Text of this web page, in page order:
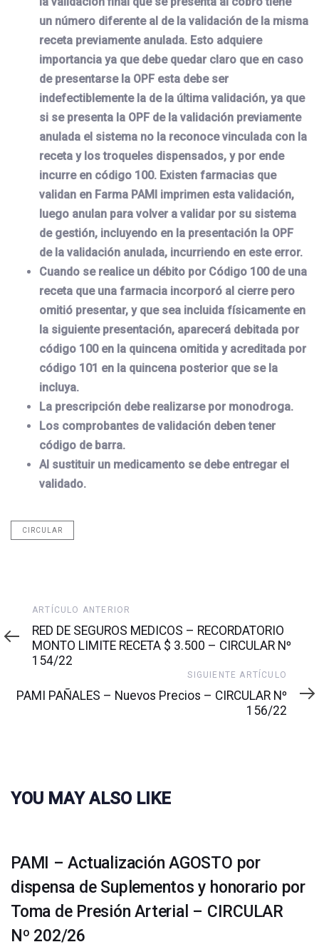
un número diferente al de la validación de la misma
receta previamente anulada. Esto adquiere
importancia ya que debe quedar claro que en caso
de presentarse la OPF esta debe ser
indefectiblemente la de la última validación, ya que
si se presenta la OPF de la validación previamente
anulada el sistema no la reconoce vinculada con la
receta y los troqueles dispensados, y por ende
incurre en código 100. Existen farmacias que
validan en Farma PAMI imprimen esta validación,
luego anulan para volver a validar por su sistema
de gestión, incluyendo en la presentación la OPF
de la validación anulada, incurriendo en este error.
Cuando se realice un débito por Código 100 de una
receta que una farmacia incorporó al cierre pero
omitió presentar, y que sea incluida físicamente en
la siguiente presentación, aparecerá debitada por
código 100 en la quincena omitida y acreditada por
código 101 en la quincena posterior que se la
incluya.
La prescripción debe realizarse por monodroga.
Los comprobantes de validación deben tener
código de barra.
Al sustituir un medicamento se debe entregar el
validado.
CIRCULAR
Artículo
anterior
ARTÍCULO ANTERIOR
RED DE SEGUROS MEDICOS – RECORDATORIO
MONTO LIMITE RECETA $ 3.500 – CIRCULAR Nº
154/22
artículo
SIGUIENTE ARTÍCULO
PAMI PAÑALES – Nuevos Precios – CIRCULAR Nº
156/22
YOU MAY ALSO LIKE
PAMI – Actualización AGOSTO por
dispensa de Suplementos y honorario por
Toma de Presión Arterial – CIRCULAR
Nº 202/26